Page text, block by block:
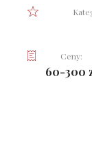
Ceny:
60-300